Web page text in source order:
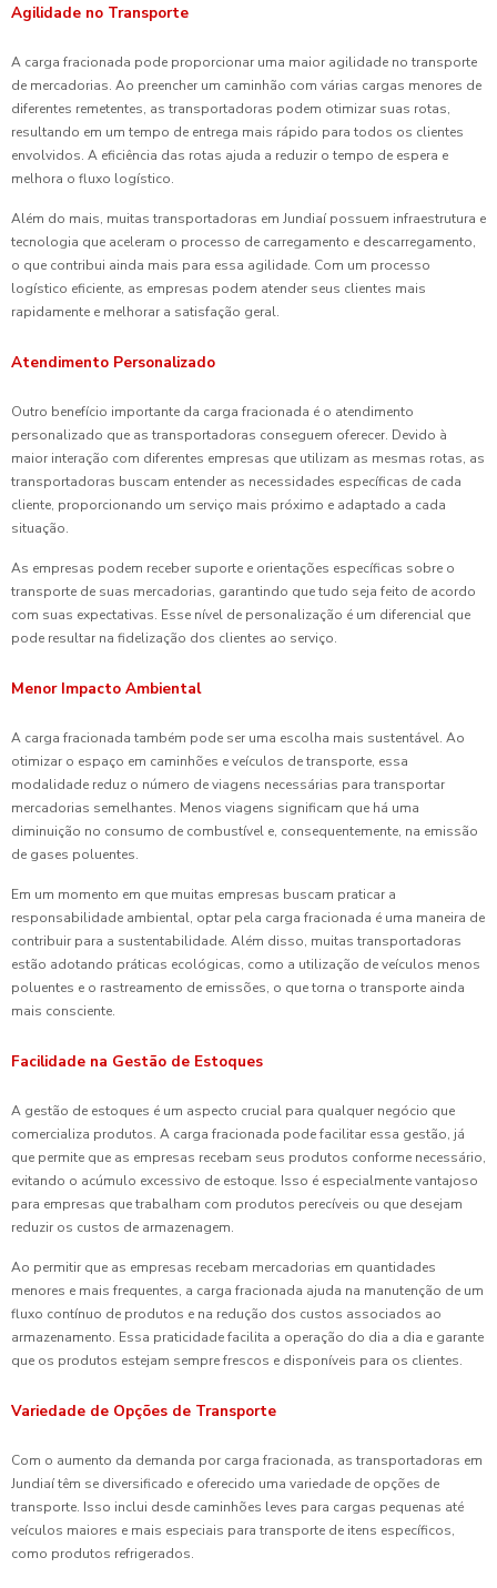
Agilidade no Transporte
A carga fracionada pode proporcionar uma maior agilidade no transporte
de mercadorias. Ao preencher um caminhão com várias cargas menores de
diferentes remetentes, as transportadoras podem otimizar suas rotas,
resultando em um tempo de entrega mais rápido para todos os clientes
envolvidos. A eficiência das rotas ajuda a reduzir o tempo de espera e
melhora o fluxo logístico.
Além do mais, muitas transportadoras em Jundiaí possuem infraestrutura e
tecnologia que aceleram o processo de carregamento e descarregamento,
o que contribui ainda mais para essa agilidade. Com um processo
logístico eficiente, as empresas podem atender seus clientes mais
rapidamente e melhorar a satisfação geral.
Atendimento Personalizado
Outro benefício importante da carga fracionada é o atendimento
personalizado que as transportadoras conseguem oferecer. Devido à
maior interação com diferentes empresas que utilizam as mesmas rotas, as
transportadoras buscam entender as necessidades específicas de cada
cliente, proporcionando um serviço mais próximo e adaptado a cada
situação.
As empresas podem receber suporte e orientações específicas sobre o
transporte de suas mercadorias, garantindo que tudo seja feito de acordo
com suas expectativas. Esse nível de personalização é um diferencial que
pode resultar na fidelização dos clientes ao serviço.
Menor Impacto Ambiental
A carga fracionada também pode ser uma escolha mais sustentável. Ao
otimizar o espaço em caminhões e veículos de transporte, essa
modalidade reduz o número de viagens necessárias para transportar
mercadorias semelhantes. Menos viagens significam que há uma
diminuição no consumo de combustível e, consequentemente, na emissão
de gases poluentes.
Em um momento em que muitas empresas buscam praticar a
responsabilidade ambiental, optar pela carga fracionada é uma maneira de
contribuir para a sustentabilidade. Além disso, muitas transportadoras
estão adotando práticas ecológicas, como a utilização de veículos menos
poluentes e o rastreamento de emissões, o que torna o transporte ainda
mais consciente.
Facilidade na Gestão de Estoques
A gestão de estoques é um aspecto crucial para qualquer negócio que
comercializa produtos. A carga fracionada pode facilitar essa gestão, já
que permite que as empresas recebam seus produtos conforme necessário,
evitando o acúmulo excessivo de estoque. Isso é especialmente vantajoso
para empresas que trabalham com produtos perecíveis ou que desejam
reduzir os custos de armazenagem.
Ao permitir que as empresas recebam mercadorias em quantidades
menores e mais frequentes, a carga fracionada ajuda na manutenção de um
fluxo contínuo de produtos e na redução dos custos associados ao
armazenamento. Essa praticidade facilita a operação do dia a dia e garante
que os produtos estejam sempre frescos e disponíveis para os clientes.
Variedade de Opções de Transporte
Com o aumento da demanda por carga fracionada, as transportadoras em
Jundiaí têm se diversificado e oferecido uma variedade de opções de
transporte. Isso inclui desde caminhões leves para cargas pequenas até
veículos maiores e mais especiais para transporte de itens específicos,
como produtos refrigerados.